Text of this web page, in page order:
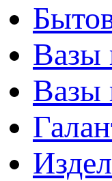
Вазы
Вазы